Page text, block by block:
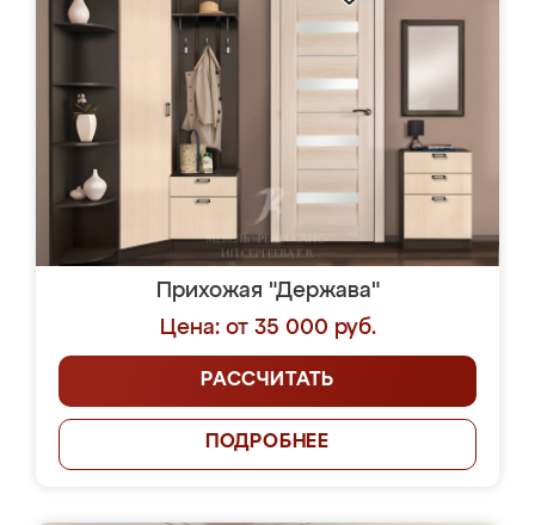
Прихожая "Держава"
Цена: от 35 000 руб.
РАССЧИТАТЬ
ПОДРОБНЕЕ